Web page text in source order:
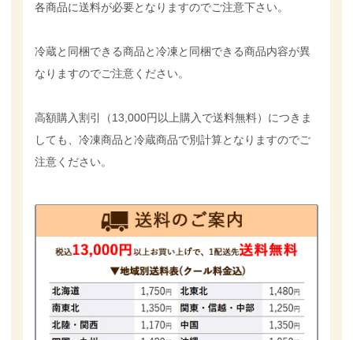
各商品に送料が必要となりますのでご注意下さい。
冷蔵と同梱できる商品と冷凍と同梱できる商品内容が異
なりますのでご注意ください。
高額購入割引（13,000円以上購入で送料無料）につきま
しても、冷凍商品と冷蔵商品で別計算となりますのでご
注意ください。